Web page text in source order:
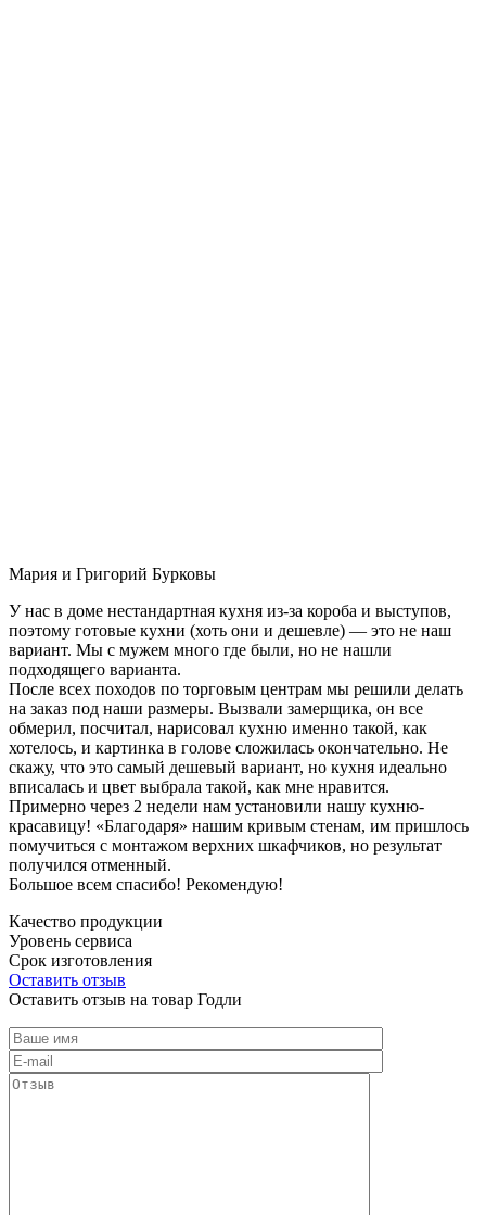
Мария и Григорий Бурковы
У нас в доме нестандартная кухня из-за короба и выступов,
поэтому готовые кухни (хоть они и дешевле) — это не наш
вариант. Мы с мужем много где были, но не нашли
подходящего варианта.
После всех походов по торговым центрам мы решили делать
на заказ под наши размеры. Вызвали замерщика, он все
обмерил, посчитал, нарисовал кухню именно такой, как
хотелось, и картинка в голове сложилась окончательно. Не
скажу, что это самый дешевый вариант, но кухня идеально
вписалась и цвет выбрала такой, как мне нравится.
Примерно через 2 недели нам установили нашу кухню-
красавицу! «Благодаря» нашим кривым стенам, им пришлось
помучиться с монтажом верхних шкафчиков, но результат
получился отменный.
Большое всем спасибо! Рекомендую!
Качество продукции
Уровень сервиса
Срок изготовления
Оставить отзыв
Оставить отзыв на товар Годли